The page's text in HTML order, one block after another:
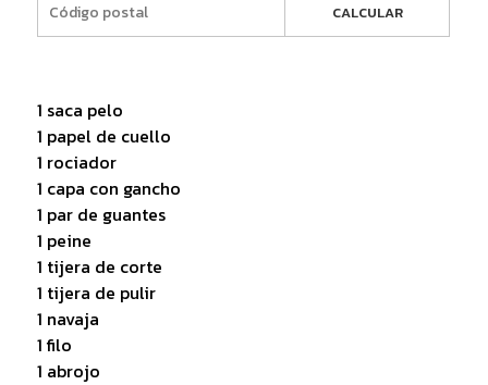
CALCULAR
1 saca pelo
1 papel de cuello
1 rociador
1 capa con gancho
1 par de guantes
1 peine
1 tijera de corte
1 tijera de pulir
1 navaja
1 filo
1 abrojo